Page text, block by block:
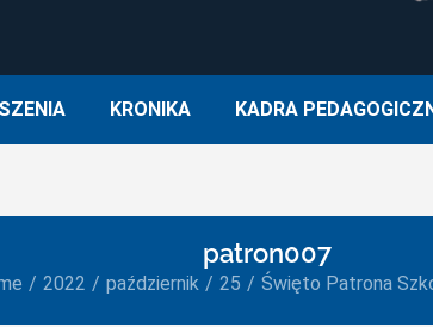
OJCA ŚWIĘTEGO
KRONIKA KADRA
patron007
2022 październik 25 Święto Patrona